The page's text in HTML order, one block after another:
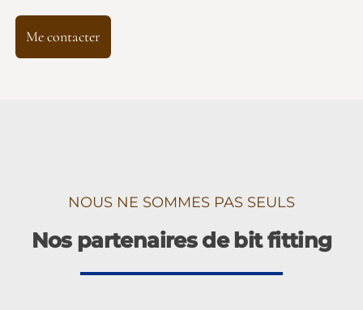
Me contacter
NOUS NE SOMMES PAS SEULS
Nos partenaires de bit fitting